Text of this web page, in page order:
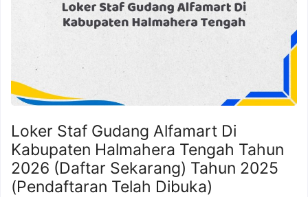
Loker Staf Gudang Alfamart Di
Kabupaten Halmahera Tengah Tahun
2026 (Daftar Sekarang) Tahun 2025
(Pendaftaran Telah Dibuka)